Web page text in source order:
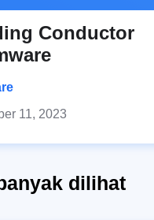
Conductor
11, 2023
dilihat